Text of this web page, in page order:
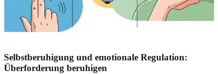
Selbstberuhigung und emotionale Regulation:
Überforderung beruhigen